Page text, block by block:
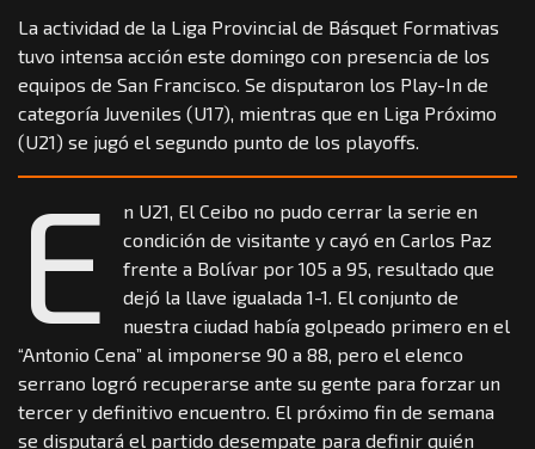
La actividad de la Liga Provincial de Básquet Formativas
tuvo intensa acción este domingo con presencia de los
equipos de San Francisco. Se disputaron los Play-In de
categoría Juveniles (U17), mientras que en Liga Próximo
(U21) se jugó el segundo punto de los playoffs.
E
n U21, El Ceibo no pudo cerrar la serie en
condición de visitante y cayó en Carlos Paz
frente a Bolívar por 105 a 95, resultado que
dejó la llave igualada 1-1. El conjunto de
nuestra ciudad había golpeado primero en el
“Antonio Cena” al imponerse 90 a 88, pero el elenco
serrano logró recuperarse ante su gente para forzar un
tercer y definitivo encuentro. El próximo fin de semana
se disputará el partido desempate para definir quién